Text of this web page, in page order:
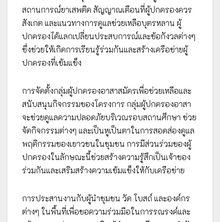
สถานการณ์ยาเสพติด สัญญาณเตือนที่ผู้ปกครองควร
สังเกต และแนวทางการดูแลช่วยเหลือบุตรหลาน ผู้
ปกครองได้แลกเปลี่ยนประสบการณ์และข้อกังวลต่างๆ
ซึ่งช่วยให้เกิดการเรียนรู้ร่วมกันและสร้างเครือข่ายผู้
ปกครองที่เข้มแข็ง
การจัดตั้งกลุ่มผู้ปกครองอาสาสมัครเพื่อช่วยเหลือและ
สนับสนุนกิจกรรมของโครงการ กลุ่มผู้ปกครองอาสา
จะช่วยดูแลความปลอดภัยบริเวณรอบสถานศึกษา ช่วย
จัดกิจกรรมต่างๆ และเป็นหูเป็นตาในการสอดส่องดูแล
พฤติกรรมของเยาวชนในชุมชน การมีส่วนร่วมของผู้
ปกครองในลักษณะนี้ช่วยสร้างความรู้สึกเป็นเจ้าของ
ร่วมกันและเสริมสร้างความเข้มแข็งให้กับเครือข่าย
การประสานงานกับผู้นำชุมชน วัด โบสถ์ และองค์กร
ต่างๆ ในพื้นที่เพื่อขอความร่วมมือในการรณรงค์และ